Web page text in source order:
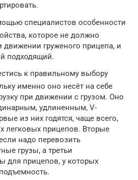
специалистов особенности
которое не должно
движении груженого прицепа, и
подходящий.
к правильному выбору
именно оно несёт на себе
при движении с грузом. Оно
удлиненным, V-
из них годятся, чаще всего,
легковых прицепов. Вторые
надо перевозить
грузы, а третьи
для прицепов, у которых